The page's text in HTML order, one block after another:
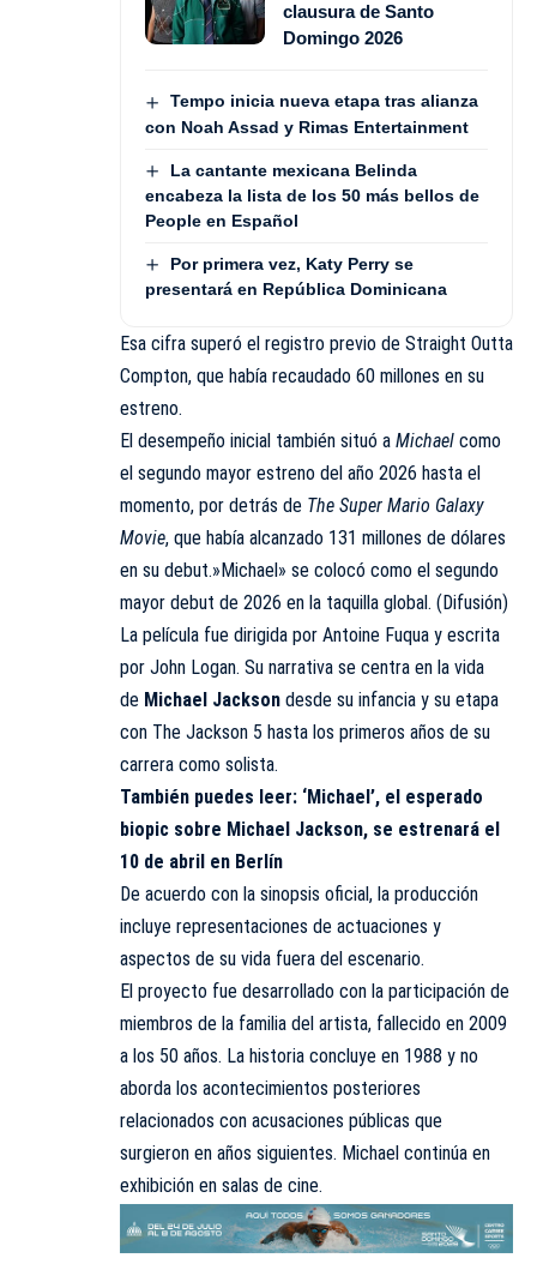
clausura de Santo
Domingo 2026
Tempo inicia nueva etapa tras alianza
con Noah Assad y Rimas Entertainment
La cantante mexicana Belinda
encabeza la lista de los 50 más bellos de
People en Español
Por primera vez, Katy Perry se
presentará en República Dominicana
Esa cifra superó el registro previo de Straight Outta
Compton, que había recaudado 60 millones en su
estreno.
El desempeño inicial también situó a Michael como
el segundo mayor estreno del año 2026 hasta el
momento, por detrás de The Super Mario Galaxy
Movie, que había alcanzado 131 millones de dólares
en su debut.»Michael» se colocó como el segundo
mayor debut de 2026 en la taquilla global. (Difusión)
La película fue dirigida por Antoine Fuqua y escrita
por John Logan. Su narrativa se centra en la vida
de Michael Jackson desde su infancia y su etapa
con The Jackson 5 hasta los primeros años de su
carrera como solista.
También puedes leer: ‘Michael’, el esperado
biopic sobre Michael Jackson, se estrenará el
10 de abril en Berlín
De acuerdo con la sinopsis oficial, la producción
incluye representaciones de actuaciones y
aspectos de su vida fuera del escenario.
El proyecto fue desarrollado con la participación de
miembros de la familia del artista, fallecido en 2009
a los 50 años. La historia concluye en 1988 y no
aborda los acontecimientos posteriores
relacionados con acusaciones públicas que
surgieron en años siguientes. Michael continúa en
exhibición en salas de cine.